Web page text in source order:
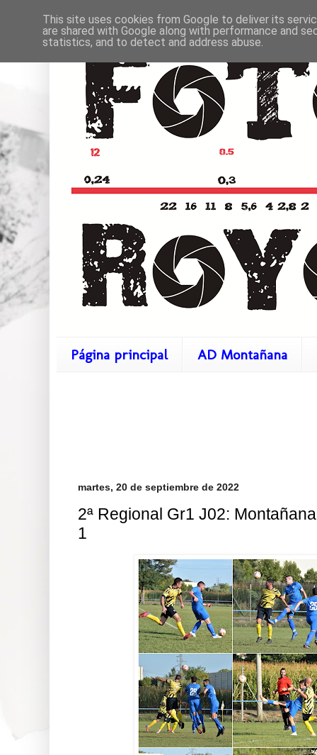
Página principal AD Montañana
martes, 20 de septiembre de 2022
2ª Regional Gr1 J02:
1
This site uses cookies from Google to deliver its
are shared with Google along with performance and
statistics, and to detect and address abuse.